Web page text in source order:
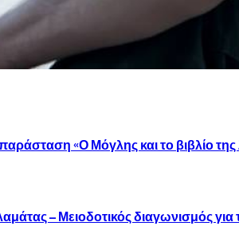
«Ο Μόγλης και το βιβλίο
– Μειοδοτικός διαγωνισμός